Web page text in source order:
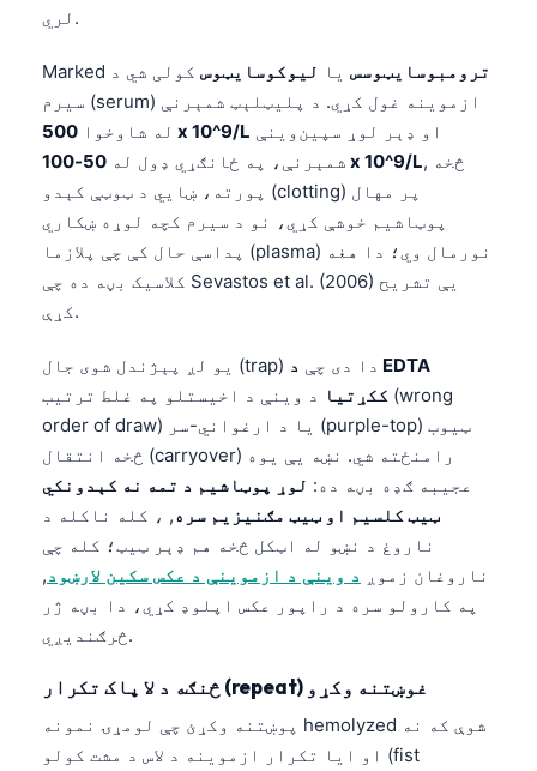
لري.
Marked ترومبوسایټوسس یا لیوکوسایټوس کولی شي د
سیرم (serum) ازموینه غول کړي. د پلیټلېټ شمېرنې
له شاوخوا 500 x 10^9/L
شمېرنې، په ځانګړي ډول له 50-100 x 10^9/L, څخه
پورته، ښايي د ټوټې کېدو (clotting) پر مهال
پوټاشیم خوشې کړي، نو د سیرم کچه لوړه ښکاري
پداسې حال کې چې پلازما (plasma) نورمال وي؛ دا هغه
کلاسیک بڼه ده چې Sevastos et al. (2006) یې تشریح
کړې.
یو لږ پېژندل شوی جال (trap) دا دی چې د EDTA
ککړتیا د وینې د اخیستلو په غلط ترتیب (wrong
order of draw) یا د ارغواني-سر (purple-top) ټیوب
څخه انتقال (carryover) رامنځته شي. نښه یې یوه
عجیبه ګډه بڼه ده: لوړ پوټاشیم د تمه نه کېدونکي
ټیټ کلسیم او ټیټ مګنیزیم سره, ، کله ناکله د
ناروغ د نښو له اټکل څخه هم ډېر ټیټ؛ کله چې
ناروغان زموږ د وینې د ازموینې د عکس سکین لارښود,
په کارولو سره د راپور عکس اپلوډ کړي، دا بڼه ژر
څرګندیږي.
څنګه د لا پاک تکرار (repeat) غوښتنه وکړو
پوښتنه وکړئ چې لومړۍ نمونه hemolyzed شوې که نه
او ایا تکرار ازموینه د لاس د مشت کولو (fist